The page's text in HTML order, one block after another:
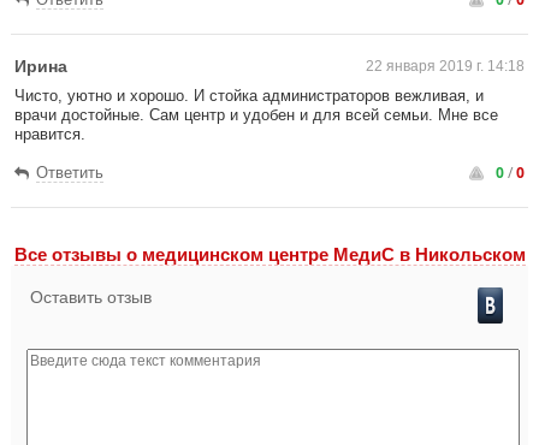
Ирина 22 января 2019 г. 14:18
Чисто, уютно и хорошо. И стойка администраторов вежливая, и
врачи достойные. Сам центр и удобен и для всей семьи. Мне все
нравится.
Ответить 0/0
Все отзывы o медицинском центре МедиС в Никольском
Оставить отзыв